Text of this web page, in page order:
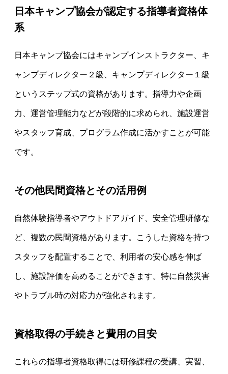
日本キャンプ協会が認定する指導者資格体
系
日本キャンプ協会にはキャンプインストラクター、キ
ャンプディレクター２級、キャンプディレクター１級
というステップ式の資格があります。指導力や企画
力、運営管理能力などが段階的に求められ、施設運営
やスタッフ育成、プログラム作成に活かすことが可能
です。
その他民間資格とその活用例
自然体験指導者やアウトドアガイド、安全管理研修な
ど、複数の民間資格があります。こうした資格を持つ
スタッフを配置することで、利用者の安心感を伸ば
し、施設評価を高めることができます。特に自然災害
やトラブル時の対応力が強化されます。
資格取得の手続きと費用の目安
これらの指導者資格取得には研修課程の受講、実習、